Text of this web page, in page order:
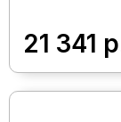
21 341